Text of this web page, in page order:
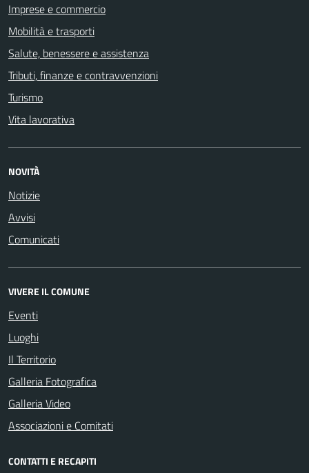
Imprese e commercio
Mobilità e trasporti
Salute, benessere e assistenza
Tributi, finanze e contravvenzioni
Turismo
Vita lavorativa
NOVITÀ
Notizie
Avvisi
Comunicati
VIVERE IL COMUNE
Eventi
Luoghi
Il Territorio
Galleria Fotografica
Galleria Video
Associazioni e Comitati
CONTATTI E RECAPITI